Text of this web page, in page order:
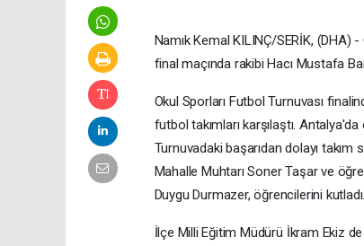
Namık Kemal KILINÇ/SERİK, (DHA)
final maçında rakibi Hacı Mustafa
Okul Sporları Futbol Turnuvası
futbol takımları karşılaştı.
Turnuvadaki başarıdan dolayı
Mahalle Muhtarı Soner Taşar ve
Duygu Durmazer, öğrencilerini kutladı.
İlçe Milli Eğitim Müdürü İkram Ekiz